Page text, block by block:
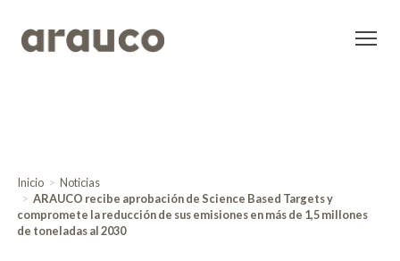
Inicio
Noticias
ARAUCO recibe aprobación de Science Based Targets y
compromete la reducción de sus emisiones en más de 1,5 millones
de toneladas al 2030